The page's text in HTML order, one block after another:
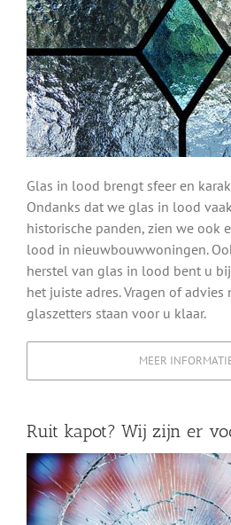
Glas in lood brengt sfeer en
Ondanks dat we glas in lood
historische panden, zien we ook
lood in nieuwbouwwoningen.
herstel van glas in lood bent u
het juiste adres. Vragen of advies
glaszetters staan voor u klaar.
MEER
Ruit kapot? Wij zijn er